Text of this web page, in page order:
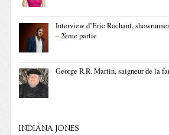
Interview d’Eric Rochant,
– 2ème partie
George R.R. Martin, saigneur de la
INDIANA JONES